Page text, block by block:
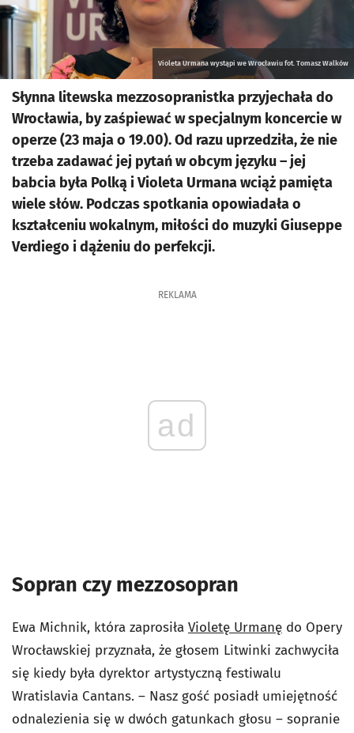
Violeta Urmana wystąpi we Wrocławiu fot. Tomasz Walków
Słynna litewska mezzosopranistka przyjechała do
Wrocławia, by zaśpiewać w specjalnym koncercie w
operze (23 maja o 19.00). Od razu uprzedziła, że nie
trzeba zadawać jej pytań w obcym języku – jej
babcia była Polką i Violeta Urmana wciąż pamięta
wiele słów. Podczas spotkania opowiadała o
kształceniu wokalnym, miłości do muzyki Giuseppe
Verdiego i dążeniu do perfekcji.
REKLAMA
ad
Sopran czy mezzosopran
Ewa Michnik, która zaprosiła Violetę Urmanę do Opery
Wrocławskiej przyznała, że głosem Litwinki zachwyciła
się kiedy była dyrektor artystyczną festiwalu
Wratislavia Cantans. – Nasz gość posiadł umiejętność
odnalezienia się w dwóch gatunkach głosu – sopranie